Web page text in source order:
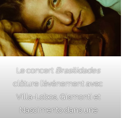
Le concertBrasilidades
clôture l’événement avec
Villa-Lobos, Gismonti et
Nascimento dans une